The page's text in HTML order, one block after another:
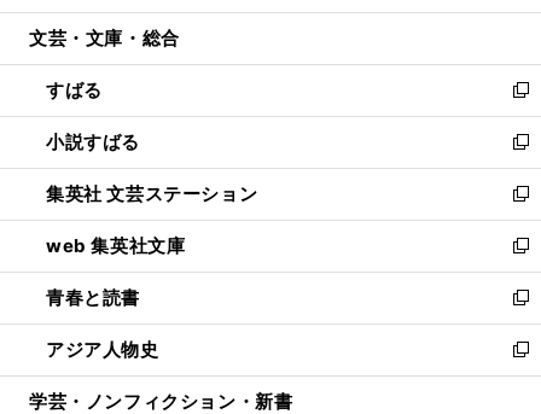
開
ウ
開
く
ン
ウ
で
開
く
ウ
ン
ド
ウ
で
開
く
文芸・文庫・総合
すばる
新
し
い
ウ
ィ
ン
ド
ウ
で
開
く
小説すばる
新
し
い
ウ
ィ
ン
ド
ウ
で
開
集英社 文芸ステーション
新
し
い
ウ
ィ
ン
ド
ウ
web 集英社文庫
新
し
い
ウ
ィ
ン
青春と読書
新
し
い
ウ
アジア人物史
新
し
学芸・ノンフィクション・新書